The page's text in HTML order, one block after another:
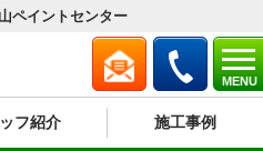
MENU
ペイントセンター
フ紹介 施工事例